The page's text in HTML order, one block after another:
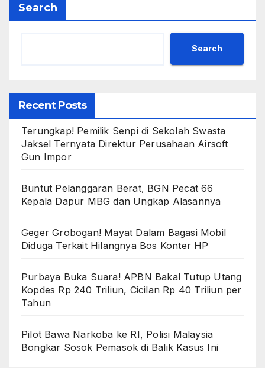
Search
Search
Recent Posts
Terungkap! Pemilik Senpi di Sekolah Swasta
Jaksel Ternyata Direktur Perusahaan Airsoft
Gun Impor
Buntut Pelanggaran Berat, BGN Pecat 66
Kepala Dapur MBG dan Ungkap Alasannya
Geger Grobogan! Mayat Dalam Bagasi Mobil
Diduga Terkait Hilangnya Bos Konter HP
Purbaya Buka Suara! APBN Bakal Tutup Utang
Kopdes Rp 240 Triliun, Cicilan Rp 40 Triliun per
Tahun
Pilot Bawa Narkoba ke RI, Polisi Malaysia
Bongkar Sosok Pemasok di Balik Kasus Ini